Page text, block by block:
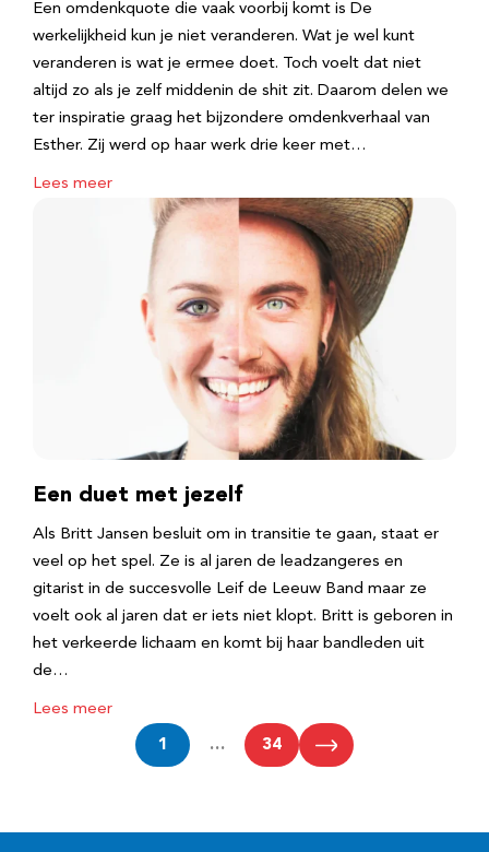
Een omdenkquote die vaak voorbij komt is De
werkelijkheid kun je niet veranderen. Wat je wel kunt
veranderen is wat je ermee doet. Toch voelt dat niet
altijd zo als je zelf middenin de shit zit. Daarom delen we
ter inspiratie graag het bijzondere omdenkverhaal van
Esther. Zij werd op haar werk drie keer met…
Lees meer
Een duet met jezelf
Als Britt Jansen besluit om in transitie te gaan, staat er
veel op het spel. Ze is al jaren de leadzangeres en
gitarist in de succesvolle Leif de Leeuw Band maar ze
voelt ook al jaren dat er iets niet klopt. Britt is geboren in
het verkeerde lichaam en komt bij haar bandleden uit
de…
Lees meer
1 … 34